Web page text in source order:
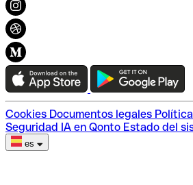
Cookies Documentos legales
Seguridad IA en Qonto Estado del
es